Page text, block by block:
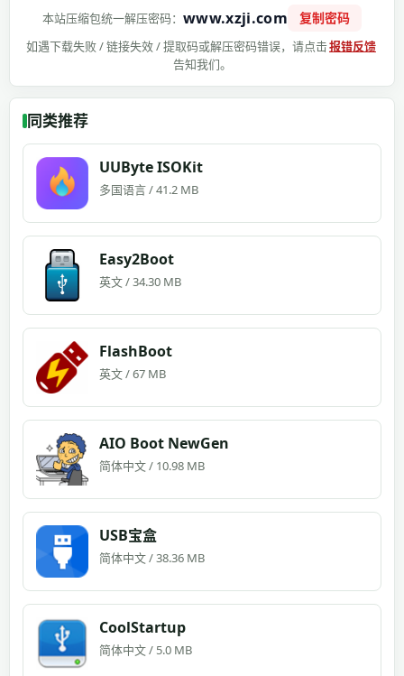
本站压缩包统一解压密码：www.xzji.com 复制密码
如遇下载失败 / 链接失效 / 提取码或解压密码错误，请点击报错反馈
告知我们。
同类推荐
UUByte ISOKit
多国语言 / 41.2 MB
Easy2Boot
英文 / 34.30 MB
FlashBoot
英文 / 67 MB
AIO Boot NewGen
简体中文 / 10.98 MB
USB宝盒
简体中文 / 38.36 MB
CoolStartup
简体中文 / 5.0 MB